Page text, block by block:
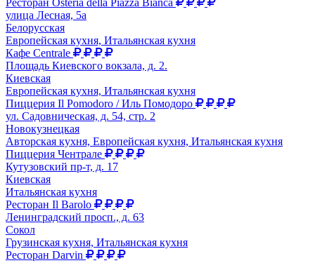
Ресторан Osteria della Piazza Bianca
улица Лесная, 5а
Белорусская
Европейская кухня, Итальянская кухня
Кафе Centrale
Площадь Киевского вокзала, д. 2.
Киевская
Европейская кухня, Итальянская кухня
Пиццерия Il Pomodoro / Иль Помодоро
ул. Садовническая, д. 54, стр. 2
Новокузнецкая
Авторская кухня, Европейская кухня, Итальянская кухня
Пиццерия Чентрале
Кутузовский пр-т, д. 17
Киевская
Итальянская кухня
Ресторан Il Barolo
Ленинградский просп., д. 63
Сокол
Грузинская кухня, Итальянская кухня
Ресторан Darvin